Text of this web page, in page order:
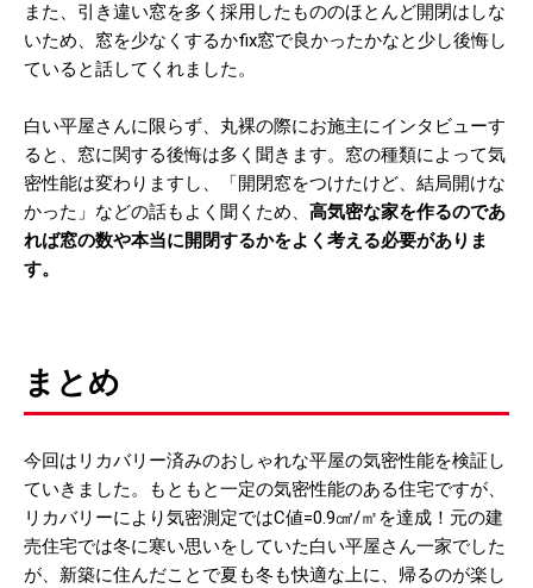
また、引き違い窓を多く採用したもののほとんど開閉はしな
いため、窓を少なくするかfix窓で良かったかなと少し後悔し
ていると話してくれました。
白い平屋さんに限らず、丸裸の際にお施主にインタビューす
ると、窓に関する後悔は多く聞きます。窓の種類によって気
密性能は変わりますし、「開閉窓をつけたけど、結局開けな
かった」などの話もよく聞くため、 高気密な家を作るのであ
れば窓の数や本当に開閉するかをよく考える必要がありま
す。
まとめ
今回はリカバリー済みのおしゃれな平屋の気密性能を検証し
ていきました。もともと一定の気密性能のある住宅ですが、
リカバリーにより気密測定ではC値=0.9㎠/㎡を達成！元の建
売住宅では冬に寒い思いをしていた白い平屋さん一家でした
が、新築に住んだことで夏も冬も快適な上に、帰るのが楽し